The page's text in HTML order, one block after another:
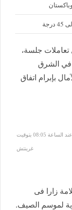
تعاملات جلسة،
في الشرق
بإبرام اتفاق
ستوكس 600 الأوروبي يهبط 0.1 % إلى 624.32 نقطة عند الساعة 08:05 بتوقيت
غرينتش
زارا فى
قوية لموسم الصيف.